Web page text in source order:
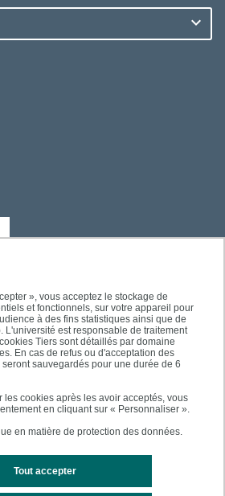
», vous acceptez le stockage de
et fonctionnels, sur votre appareil pour
à des fins statistiques ainsi que de
L'université est responsable de traitement
Tiers sont détaillés par domaine
En cas de refus ou d'acceptation des
sauvegardés pour une durée de 6
les cookies après les avoir acceptés, vous
en cliquant sur « Personnaliser ».
en matière de protection des données.
Tout accepter